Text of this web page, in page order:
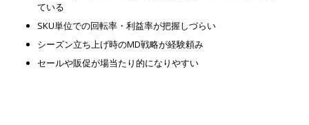
ている
SKU単位での回転率・利益率が把握しづらい
シーズン立ち上げ時のMD戦略が経験頼み
セールや販促が場当たり的になりやすい